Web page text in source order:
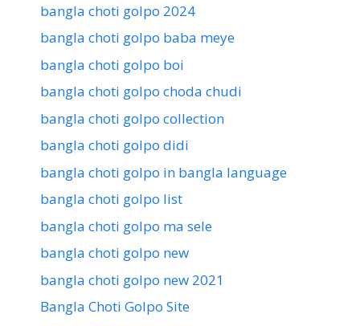
bangla choti golpo 2024
bangla choti golpo baba meye
bangla choti golpo boi
bangla choti golpo choda chudi
bangla choti golpo collection
bangla choti golpo didi
bangla choti golpo in bangla language
bangla choti golpo list
bangla choti golpo ma sele
bangla choti golpo new
bangla choti golpo new 2021
Bangla Choti Golpo Site